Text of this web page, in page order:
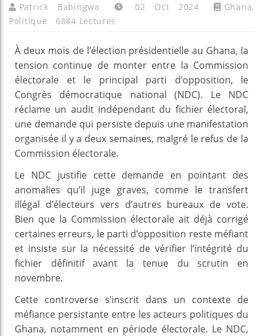
Patrick Babingwa 02 Oct 2024 Ghana,
Politique
6884 Lectures
À deux mois de l’élection présidentielle au Ghana, la
tension continue de monter entre la Commission
électorale et le principal parti d’opposition, le
Congrès démocratique national (NDC). Le NDC
réclame un audit indépendant du fichier électoral,
une demande qui persiste depuis une manifestation
organisée il y a deux semaines, malgré le refus de la
Commission électorale.
Le NDC justifie cette demande en pointant des
anomalies qu’il juge graves, comme le transfert
illégal d’électeurs vers d’autres bureaux de vote.
Bien que la Commission électorale ait déjà corrigé
certaines erreurs, le parti d’opposition reste méfiant
et insiste sur la nécessité de vérifier l’intégrité du
fichier définitif avant la tenue du scrutin en
novembre.
Cette controverse s’inscrit dans un contexte de
méfiance persistante entre les acteurs politiques du
Ghana, notamment en période électorale. Le NDC,